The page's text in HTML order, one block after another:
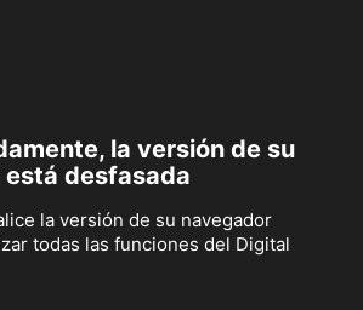
la versión de su
desfasada
la versión de su navegador
todas las funciones del Digital